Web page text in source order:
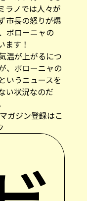
ラノでは人々が
市長の怒りが爆
ボローニャの
ます！
温が上がるにつ
、ボローニャの
いうニュースを
い状況なのだ
ガジン登録はこ